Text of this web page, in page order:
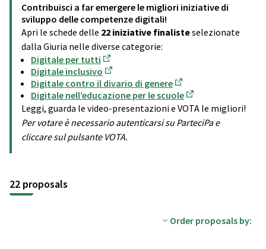
Contribuisci a far emergere le migliori iniziative di
sviluppo delle competenze digitali!
Apri le schede delle 22 iniziative finalisteselezionate
dalla Giuria nelle diverse categorie:
Digitale per tutti
(Opens in new tab)
Digitale inclusivo
(Opens in new tab)
Digitale contro il divario di genere
(Opens in new tab)
Digitale nell’educazione per le scuole
(Opens in new tab)
Leggi, guarda le video-presentazioni e VOTA le migliori!
Per votare è necessario autenticarsi su ParteciPa e
cliccare sul pulsante VOTA.
22 proposals
Order proposals by: